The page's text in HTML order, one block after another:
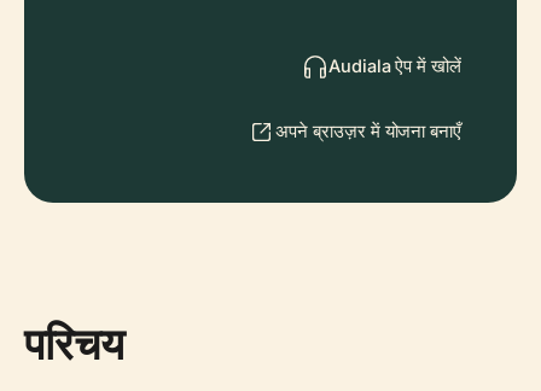
Audiala ऐप में खोलें
अपने ब्राउज़र में योजना बनाएँ
परिचय